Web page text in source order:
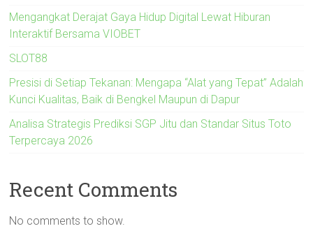
Mengangkat Derajat Gaya Hidup Digital Lewat Hiburan
Interaktif Bersama VIOBET
SLOT88
Presisi di Setiap Tekanan: Mengapa “Alat yang Tepat” Adalah
Kunci Kualitas, Baik di Bengkel Maupun di Dapur
Analisa Strategis Prediksi SGP Jitu dan Standar Situs Toto
Terpercaya 2026
Recent Comments
No comments to show.